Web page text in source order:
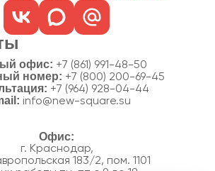
офис: +7 (861) 991-48-50
номер: +7 (800) 200-69-45
+7 (964) 928-04-44
info@new-square.su
г. Краснодар,
183/2, пом. 1101